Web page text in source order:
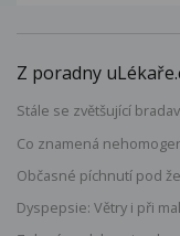
Z poradny
Stále se zvětšující
Co znamená
Občasné píchnutí pod
Dyspepsie: Větry i při